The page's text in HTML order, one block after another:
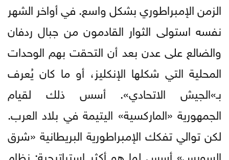
الزمن الإمبراطوري بشكل واسع. في أواخر الشهر
نفسه استولى الثوار القادمون من جبال ردفان
والضالع على عدن بعد أن التحقت بهم الوحدات
المحلية التي شكلها الإنكليز، أو ما كان يُعرف
بـ»الجيش الاتحادي». أسس ذلك لقيام
الجمهورية «الماركسية» اليتيمة في بلاد العرب.
لكن توالي تفكك الإمبراطورية البريطانية «شرق
السويس» أسس لما هو أكثر استراتيجية: نظام